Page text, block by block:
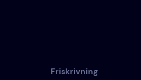
Friskrivning